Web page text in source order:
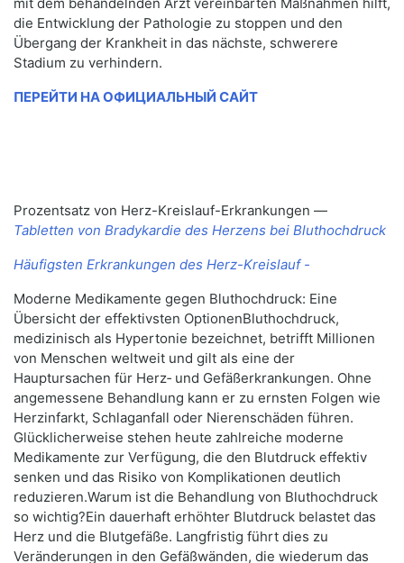
die Entwicklung der Pathologie zu stoppen und den
Übergang der Krankheit in das nächste, schwerere
Stadium zu verhindern.
ПЕРЕЙТИ НА ОФИЦИАЛЬНЫЙ САЙТ
Prozentsatz von Herz-Kreislauf-Erkrankungen —
Tabletten von Bradykardie des Herzens bei Bluthochdruck
Häufigsten Erkrankungen des Herz-Kreislauf -
Moderne Medikamente gegen Bluthochdruck: Eine
Übersicht der effektivsten OptionenBluthochdruck,
medizinisch als Hypertonie bezeichnet, betrifft Millionen
von Menschen weltweit und gilt als eine der
Hauptursachen für Herz‑ und Gefäßerkrankungen. Ohne
angemessene Behandlung kann er zu ernsten Folgen wie
Herzinfarkt, Schlaganfall oder Nierenschäden führen.
Glücklicherweise stehen heute zahlreiche moderne
Medikamente zur Verfügung, die den Blutdruck effektiv
senken und das Risiko von Komplikationen deutlich
reduzieren.Warum ist die Behandlung von Bluthochdruck
so wichtig?Ein dauerhaft erhöhter Blutdruck belastet das
Herz und die Blutgefäße. Langfristig führt dies zu
Veränderungen in den Gefäßwänden, die wiederum das